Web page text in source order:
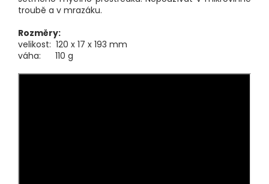
troubě a v mrazáku.
Rozměry:
velikost: 120 x 17 x 193 mm
váha: 110 g